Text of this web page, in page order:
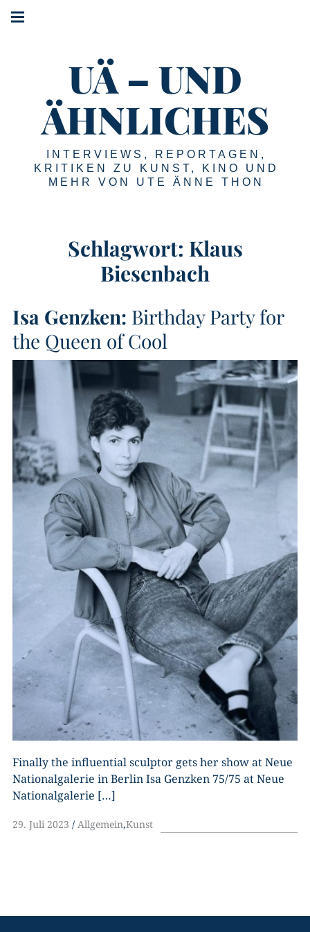
Springe
zum
UÄ – UND
ÄHNLICHES
INTERVIEWS, REPORTAGEN,
KRITIKEN ZU KUNST, KINO UND
MEHR VON UTE ÄNNE THON
Schlagwort: Klaus
Biesenbach
Isa Genzken: Birthday Party for
the Queen of Cool
Finally the influential sculptor gets her show at Neue
Nationalgalerie in Berlin Isa Genzken 75/75 at Neue
Nationalgalerie […]
29. Juli 2023 Allgemein,Kunst